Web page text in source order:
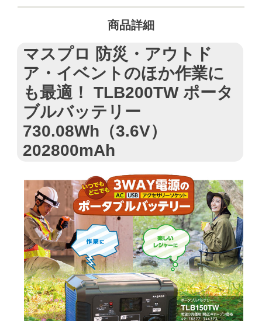
商品詳細
マスプロ 防災・アウトド
ア・イベントのほか作業に
も最適！ TLB200TW ポータ
ブルバッテリー
730.08Wh（3.6V）
202800mAh